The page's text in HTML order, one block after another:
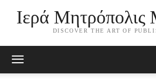
Ιερά
DISCOVER THE ART OF